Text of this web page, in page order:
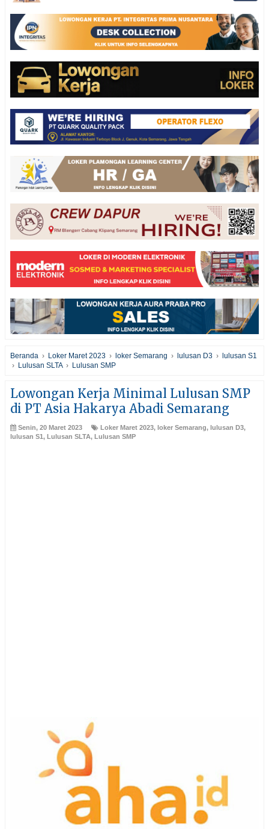
Beranda › Loker Maret 2023 › loker Semarang › lulusan D3 ›
lulusan S1
› Lulusan SLTA › Lulusan SMP
Lowongan Kerja Minimal Lulusan SMP
di PT Asia Hakarya Abadi Semarang
Senin, 20 Maret 2023 Loker Maret 2023, loker Semarang, lulusan D3,
lulusan S1 , Lulusan SLTA, Lulusan SMP